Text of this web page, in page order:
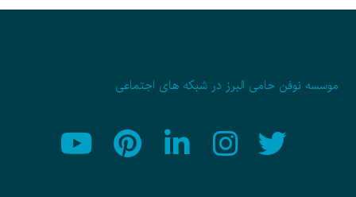
موسسه نوفن حامی البرز در شبکه های اجتماعی